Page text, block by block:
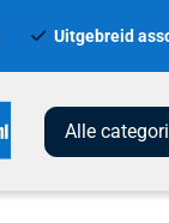
Uitgebreid
Alle